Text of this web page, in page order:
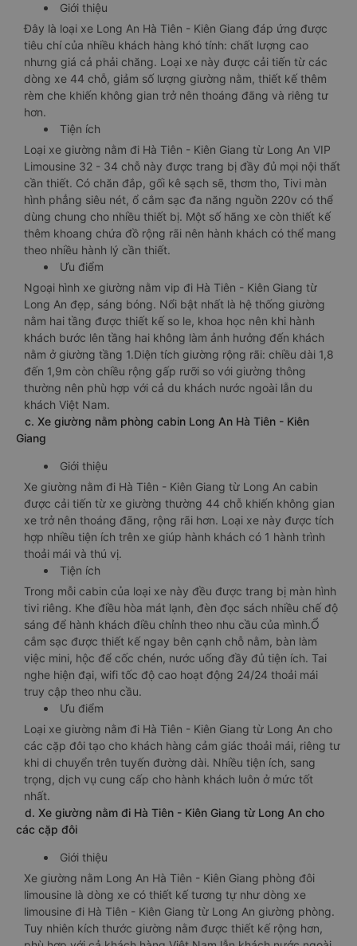
Giới thiệu
Đây là loại xe Long An Hà Tiên - Kiên Giang đáp ứng được
tiêu chí của nhiều khách hàng khó tính: chất lượng cao
nhưng giá cả phải chăng. Loại xe này được cải tiến từ các
dòng xe 44 chỗ, giảm số lượng giường nằm, thiết kế thêm
rèm che khiến không gian trở nên thoáng đãng và riêng tư
hơn.
Tiện ích
Loại xe giường nằm đi Hà Tiên - Kiên Giang từ Long An VIP
Limousine 32 - 34 chỗ này được trang bị đầy đủ mọi nội thất
cần thiết. Có chăn đắp, gối kê sạch sẽ, thơm tho, Tivi màn
hình phẳng siêu nét, ổ cắm sạc đa năng nguồn 220v có thể
dùng chung cho nhiều thiết bị. Một số hãng xe còn thiết kế
thêm khoang chứa đồ rộng rãi nên hành khách có thể mang
theo nhiều hành lý cần thiết.
Ưu điểm
Ngoại hình xe giường nằm vip đi Hà Tiên - Kiên Giang từ
Long An đẹp, sáng bóng. Nổi bật nhất là hệ thống giường
nằm hai tầng được thiết kế so le, khoa học nên khi hành
khách bước lên tầng hai không làm ảnh hưởng đến khách
nằm ở giường tầng 1.Diện tích giường rộng rãi: chiều dài 1,8
đến 1,9m còn chiều rộng gấp rưỡi so với giường thông
thường nên phù hợp với cả du khách nước ngoài lẫn du
khách Việt Nam.
c. Xe giường nằm phòng cabin Long An Hà Tiên - Kiên
Giang
Giới thiệu
Xe giường nằm đi Hà Tiên - Kiên Giang từ Long An cabin
được cải tiến từ xe giường thường 44 chỗ khiến không gian
xe trở nên thoáng đãng, rộng rãi hơn. Loại xe này được tích
hợp nhiều tiện ích trên xe giúp hành khách có 1 hành trình
thoải mái và thú vị.
Tiện ích
Trong mỗi cabin của loại xe này đều được trang bị màn hình
tivi riêng. Khe điều hòa mát lạnh, đèn đọc sách nhiều chế độ
sáng để hành khách điều chỉnh theo nhu cầu của mình.Ổ
cắm sạc được thiết kế ngay bên cạnh chỗ nằm, bàn làm
việc mini, hộc để cốc chén, nước uống đầy đủ tiện ích. Tai
nghe hiện đại, wifi tốc độ cao hoạt động 24/24 thoải mái
truy cập theo nhu cầu.
Ưu điểm
Loại xe giường nằm đi Hà Tiên - Kiên Giang từ Long An cho
các cặp đôi tạo cho khách hàng cảm giác thoải mái, riêng tư
khi di chuyển trên tuyến đường dài. Nhiều tiện ích, sang
trọng, dịch vụ cung cấp cho hành khách luôn ở mức tốt
nhất.
d. Xe giường nằm đi Hà Tiên - Kiên Giang từ Long An cho
các cặp đôi
Giới thiệu
Xe giường nằm Long An Hà Tiên - Kiên Giang phòng đôi
limousine là dòng xe có thiết kế tương tự như dòng xe
limousine đi Hà Tiên - Kiên Giang từ Long An giường phòng.
Tuy nhiên kích thước giường nằm được thiết kế rộng hơn,